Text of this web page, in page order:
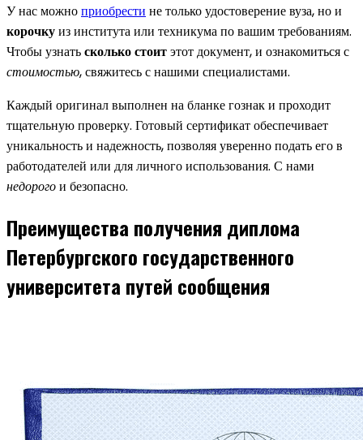
У нас можноприобрести не только удостоверение вуза, но и
корочкуиз института или техникума по вашим требованиям.
Чтобы узнатьсколько стоитэтот документ, и ознакомиться с
стоимостью, свяжитесь с нашими специалистами.
Каждый оригинал выполнен на бланке гознак и проходит
тщательную проверку. Готовый сертификат обеспечивает
уникальность и надежность, позволяя уверенно подать его в
работодателей или для личного использования. С нами
недорогои безопасно.
Преимущества получения диплома
Петербургского государственного
университета путей сообщения